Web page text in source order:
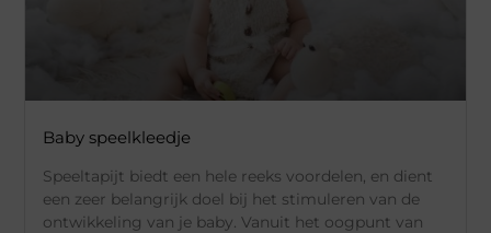
Baby speelkleedje
Speeltapijt biedt een hele reeks voordelen, en dient
een zeer belangrijk doel bij het stimuleren van de
ontwikkeling van je baby. Vanuit het oogpunt van